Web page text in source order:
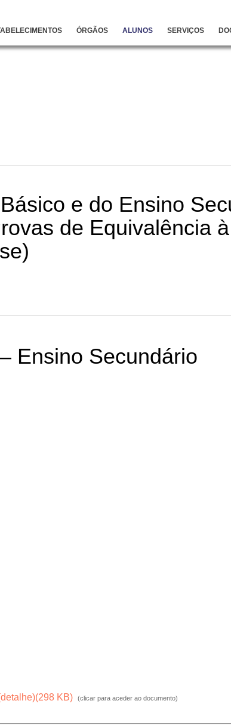
ÓRGÃOS ALUNOS SERVIÇOS
e do Ensino
de Equivalência à
Ensino Secundário
(298 KB) (clicar para aceder ao documento)